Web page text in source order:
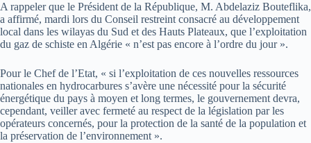
A rappeler que le Président de la République, M. Abdelaziz Bouteflika,
a affirmé, mardi lors du Conseil restreint consacré au développement
local dans les wilayas du Sud et des Hauts Plateaux, que l’exploitation
du gaz de schiste en Algérie « n’est pas encore à l’ordre du jour ».
Pour le Chef de l’Etat, « si l’exploitation de ces nouvelles ressources
nationales en hydrocarbures s’avère une nécessité pour la sécurité
énergétique du pays à moyen et long termes, le gouvernement devra,
cependant, veiller avec fermeté au respect de la législation par les
opérateurs concernés, pour la protection de la santé de la population et
la préservation de l’environnement ».